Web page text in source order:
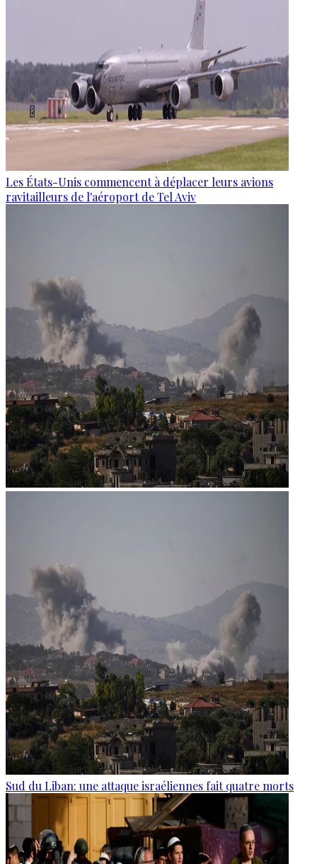
Les États-Unis commencent à déplacer leurs avions
ravitailleurs de l'aéroport de Tel Aviv
Sud du Liban: une attaque israéliennes fait quatre morts